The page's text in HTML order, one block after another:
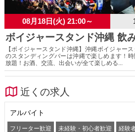
08月18日(火) 21:00～
ボイジャースタンド沖縄 飲
【ボイジャースタンド沖縄】沖縄ボイジャー
のスタンディングバーは沖縄で楽しめます！
放題！お酒、交流、出会いが全て楽しめる...
近くの求人
アルバイト
フリーター歓迎 未経験・初心者歓迎 経験